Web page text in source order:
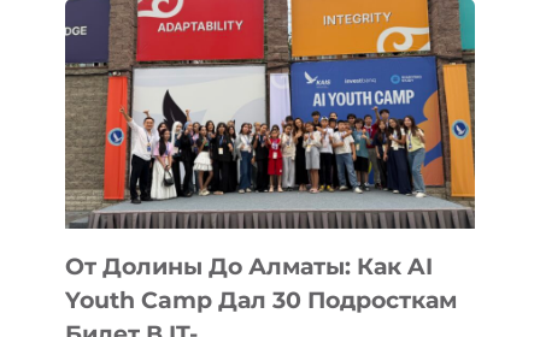
От Долины До Алматы: Как AI
Youth Camp Дал 30 Подросткам